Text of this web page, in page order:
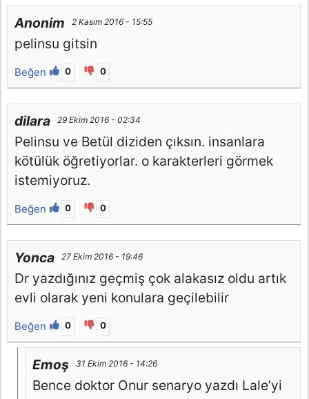
Anonim 2 Kasım 2016 - 15:55
pelinsu gitsin
Beğen 0 0
dilara 29 Ekim 2016 - 02:34
Pelinsu ve Betül diziden çıksın. insanlara
kötülük öğretiyorlar. o karakterleri görmek
istemiyoruz.
Beğen 0 0
Yonca 27 Ekim 2016 - 19:46
Dr yazdığınız geçmiş çok alakasız oldu artık
evli olarak yeni konulara geçilebilir
Beğen 0 0
Emoş 31 Ekim 2016 - 14:26
Bence doktor Onur senaryo yazdı Lale’yi